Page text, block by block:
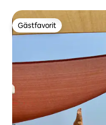
Gästfavorit
Gästfavorit